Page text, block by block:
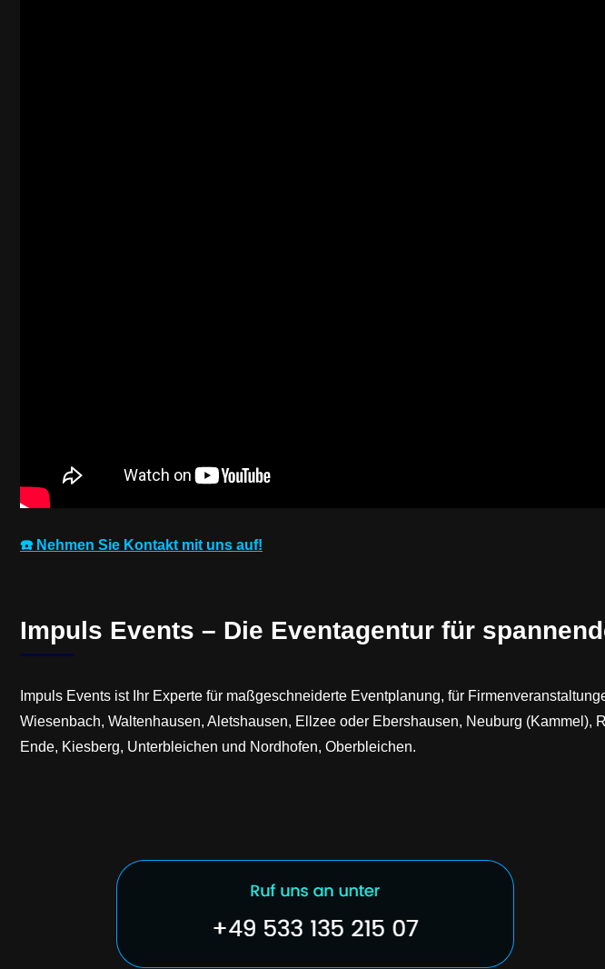
☎️ Nehmen Sie Kontakt mit uns auf!
Impuls Events – Die Eventagentur für
Impuls Events ist Ihr Experte für maßgeschneiderte Eventplanung, für
Wiesenbach, Waltenhausen, Aletshausen, Ellzee oder Ebershausen, Neuburg
Ende, Kiesberg, Unterbleichen und Nordhofen, Oberbleichen.